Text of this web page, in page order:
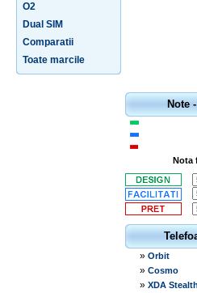
O2
Dual SIM
Comparatii
Toate marcile
Note
Nota
» Orbit
» Cosmo
» XDA Stealth